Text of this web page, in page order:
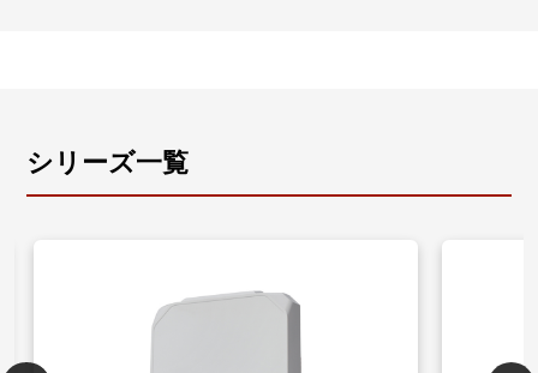
シリーズ一覧